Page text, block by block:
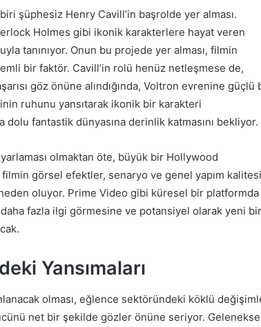
şüphesiz Henry Cavill’in başrolde yer alması.
Holmes gibi ikonik karakterlere hayat veren
tanınıyor. Onun bu projede yer alması, filmin
bir faktör. Cavill’in rolü henüz netleşmese de,
göz önüne alındığında, Voltron evrenine güçlü
ruhunu yansıtarak ikonik bir karakteri
dolu fantastik dünyasına derinlik katmasını bekliyor.
olmaktan öte, büyük bir Hollywood
görsel efektler, senaryo ve genel yapım kalitesi
oluyor. Prime Video gibi küresel bir platformda
daha fazla ilgi görmesine ve potansiyel olarak yeni bir
Yansımaları
olması, eğlence sektöründeki köklü
net bir şekilde gözler önüne seriyor.